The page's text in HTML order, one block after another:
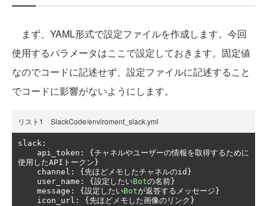
まず、YAML形式で設定ファイルを作成します。今回
使用するパラメータはここで設定しておきます。固定値
なのでコードに記述せず、設定ファイルに記述すること
でコードに影響がないようにします。
リスト1 SlackCode/enviroment_slack.yml
slack :
    api_token
:
{チャネルやユーザーの情報を取得するために
使用したAPI トークン}
    channel
: {先ほどメモしたチャネルのid }
    user_name
: {設定したいBotの名前}
    message
: {設定したいBotが返答するメッセージ}
    icon_url
: {先ほどメモした画像のリンク}